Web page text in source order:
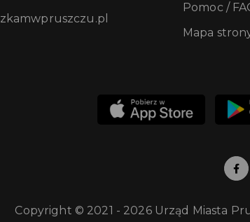
Pomoc /
Mapa
Copyright © 2021 - 2026 Urząd Miasta